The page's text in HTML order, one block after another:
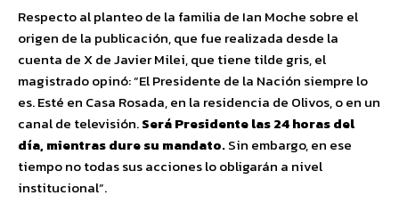
Respecto al planteo de la familia de Ian Moche sobre el
origen de la publicación, que fue realizada desde la
cuenta de X de Javier Milei, que tiene tilde gris, el
magistrado opinó: “El Presidente de la Nación siempre lo
es. Esté en Casa Rosada, en la residencia de Olivos, o en un
canal de televisión.Será Presidente las 24 horas del
día, mientras dure su mandato.Sin embargo, en ese
tiempo no todas sus acciones lo obligarán a nivel
institucional”.